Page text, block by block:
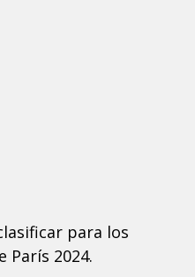
para los
París 2024.